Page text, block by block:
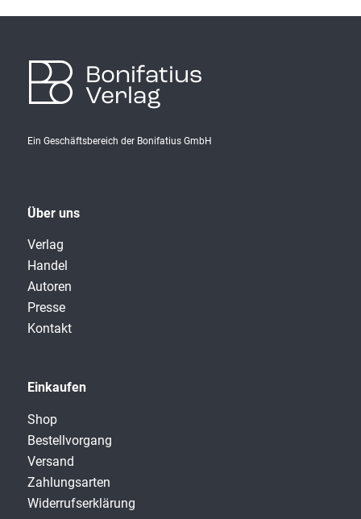
Bonifatius
Verlag
Ein Geschäftsbereich der Bonifatius GmbH
Über uns
Verlag
Handel
Autoren
Presse
Kontakt
Einkaufen
Shop
Bestellvorgang
Versand
Zahlungsarten
Widerrufserklärung